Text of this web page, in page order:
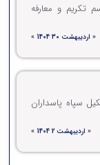
تکریم و معارفه
« اردیبهشت 30 1404 »
سپاه پاسداران
« اردیبهشت 2 1404 »